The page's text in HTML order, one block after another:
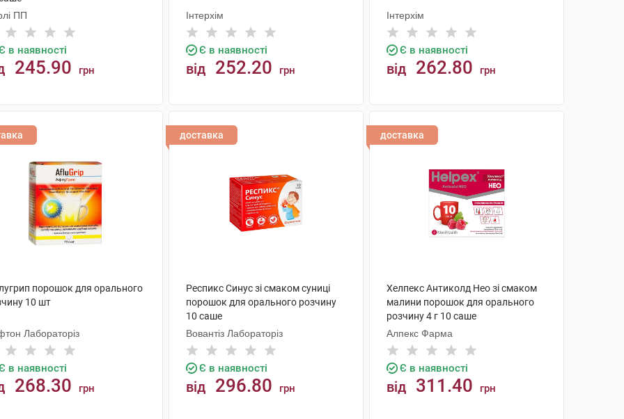
ПП
в наявності
245.90 грн
Інтерхім
Є в наявності
від 252.20 грн
Інтерхім
Є в наявності
від 262.80 грн
порошок для орального
10 шт
Лабораторіз
в наявності
268.30 грн
доставка
Респикс Синус зі смаком суниці
порошок для орального розчину
10 саше
Вовантіз Лабораторіз
Є в наявності
від 296.80 грн
доставка
Хелпекс Антиколд Нео зі смаком
малини порошок для орального
розчину 4 г 10 саше
Алпекс Фарма
Є в наявності
від 311.40 грн